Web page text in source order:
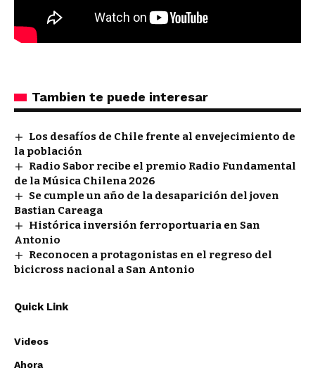
Tambien te puede interesar
Los desafíos de Chile frente al envejecimiento de
la población
Radio Sabor recibe el premio Radio Fundamental
de la Música Chilena 2026
Se cumple un año de la desaparición del joven
Bastian Careaga
Histórica inversión ferroportuaria en San
Antonio
Reconocen a protagonistas en el regreso del
bicicross nacional a San Antonio
Quick Link
Videos
Ahora